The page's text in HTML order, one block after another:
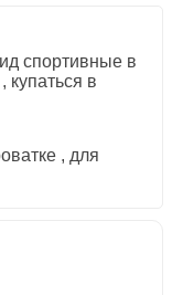
спортивные в
купаться в
, для